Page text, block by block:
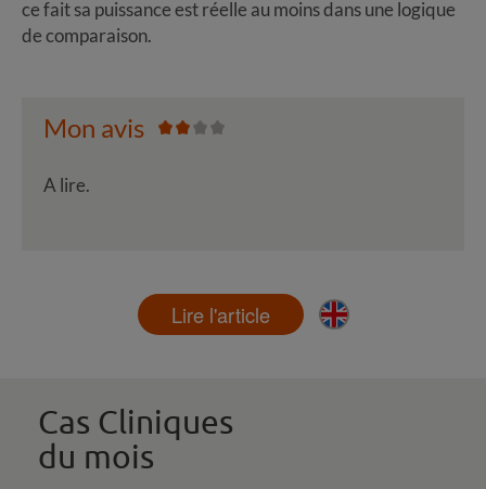
ce fait sa puissance est réelle au moins dans une logique
de comparaison.
Mon avis
A lire.
Lire l'article
Cas Cliniques
du mois